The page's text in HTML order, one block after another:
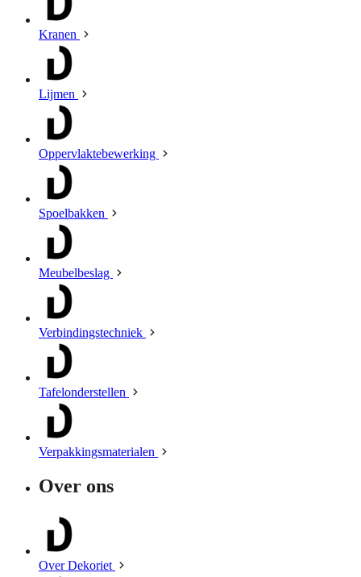
Kranen
Lijmen
Oppervlaktebewerking
Spoelbakken
Meubelbeslag
Verbindingstechniek
Tafelonderstellen
Verpakkingsmaterialen
Over ons
Over Dekoriet